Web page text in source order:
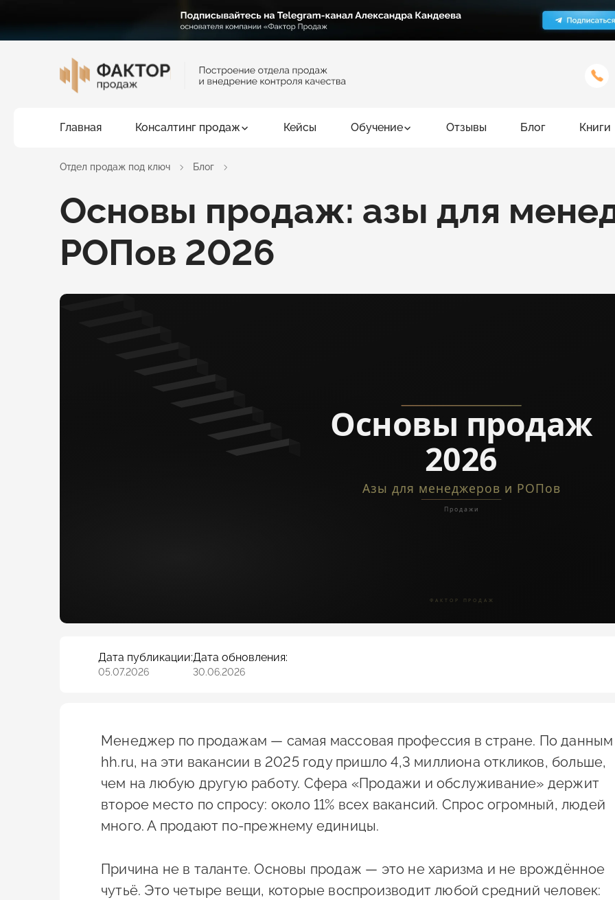
Главная Консалтинг продаж Кейсы Обучение Отзывы Блог Книги
Отдел продаж под ключ Блог
Основы продаж: азы для
РОПов 2026
Дата публикации:
05.07.2026
Дата обновления:
30.06.2026
Менеджер по продажам — самая массовая профессия в стране. По данным
hh.ru, на эти вакансии в 2025 году пришло 4,3 миллиона откликов, больше,
чем на любую другую работу. Сфера «Продажи и обслуживание» держит
второе место по спросу: около 11% всех вакансий. Спрос огромный, людей
много. А продают по-прежнему единицы.
Причина не в таланте. Основы продаж — это не харизма и не врождённое
чутьё. Это четыре вещи, которые воспроизводит любой средний человек: